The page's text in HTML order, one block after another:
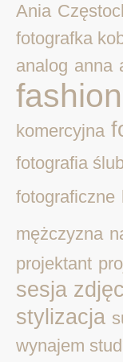
Ania
fotografka
analog anna
fashion
komercyjna
fotografia
fotograficzne
mężczyzna
projektant
sesja
stylizacja
wynajem